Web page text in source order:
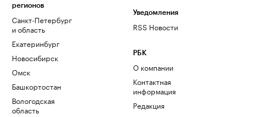
регионов
Санкт-Петербург
и область
Екатеринбург
Новосибирск
Омск
Башкортостан
Вологодская
область
Уведомления
RSS Новости
РБК
О компании
Контактная
информация
Редакция